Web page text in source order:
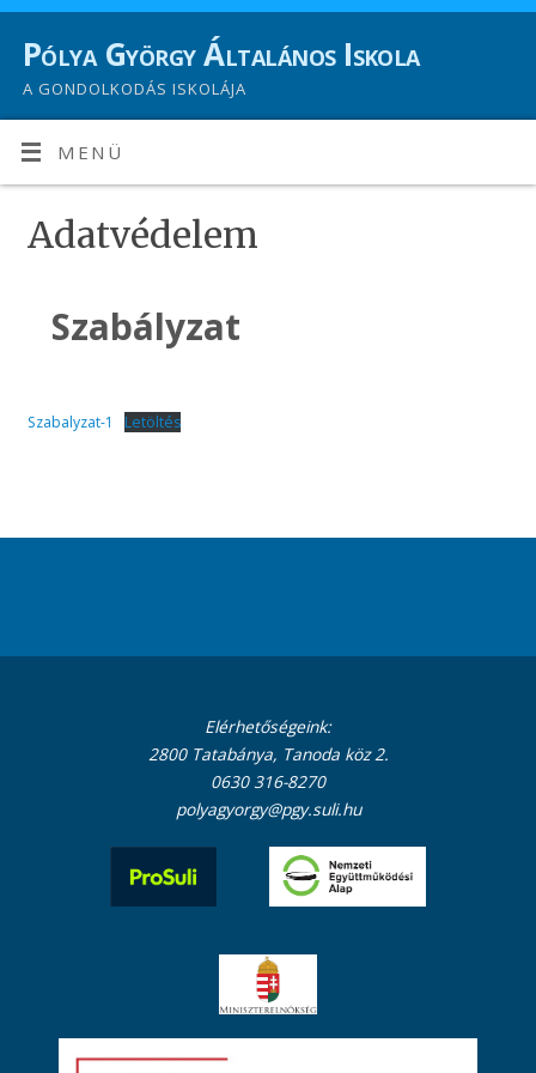
Pólya György Általános Iskola
A GONDOLKODÁS ISKOLÁJA
MENÜ
Adatvédelem
Szabályzat
Szabalyzat-1 Letöltés
Elérhetőségeink:
2800 Tatabánya, Tanoda köz 2.
0630 316-8270
polyagyorgy@pgy.suli.hu